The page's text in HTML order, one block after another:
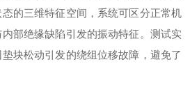
的三维特征空间，系统可区分正常机
部绝缘缺陷引发的振动特征。 测试实
块松动引发的绕组位移故障，避免了